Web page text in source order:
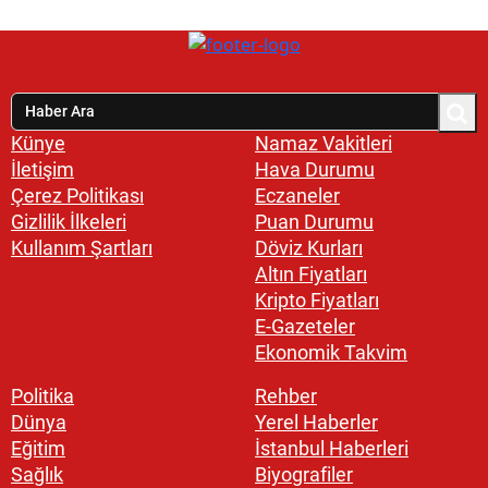
Künye
İletişim
Çerez Politikası
Gizlilik İlkeleri
Kullanım Şartları
Namaz Vakitleri
Hava Durumu
Eczaneler
Puan Durumu
Döviz Kurları
Altın Fiyatları
Kripto Fiyatları
E-Gazeteler
Ekonomik Takvim
Politika
Dünya
Eğitim
Sağlık
Rehber
Yerel Haberler
İstanbul Haberleri
Biyografiler